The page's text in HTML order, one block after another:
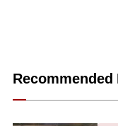
Recommended